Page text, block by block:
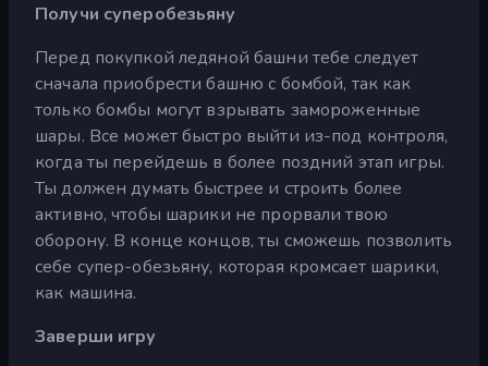
Получи суперобезьяну
Перед покупкой ледяной башни тебе следует
сначала приобрести башню с бомбой, так как
только бомбы могут взрывать замороженные
шары. Все может быстро выйти из-под контроля,
когда ты перейдешь в более поздний этап игры.
Ты должен думать быстрее и строить более
активно, чтобы шарики не прорвали твою
оборону. В конце концов, ты сможешь позволить
себе супер-обезьяну, которая кромсает шарики,
как машина.
Заверши игру